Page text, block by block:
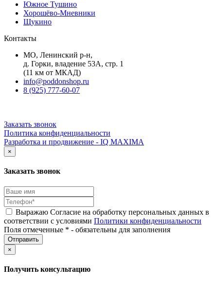
Южное Тушино
Хорошёво-Мневники
Щукино
Контакты
МО, Ленинский р-н,
д. Горки, владение 53А, стр. 1
(11 км от МКАД)
info@poddonshop.ru
8 (925) 777-60-07
Заказать звонок
Политика конфиденциальности
Разработка и продвижение - IQ MAXIMA
×
Заказать звонок
Выражаю Согласие на обработку персональных данных в
соответствии с условиями Политики конфиденциальности
Поля отмеченные * - обязательны для заполнения
×
Получить консультацию